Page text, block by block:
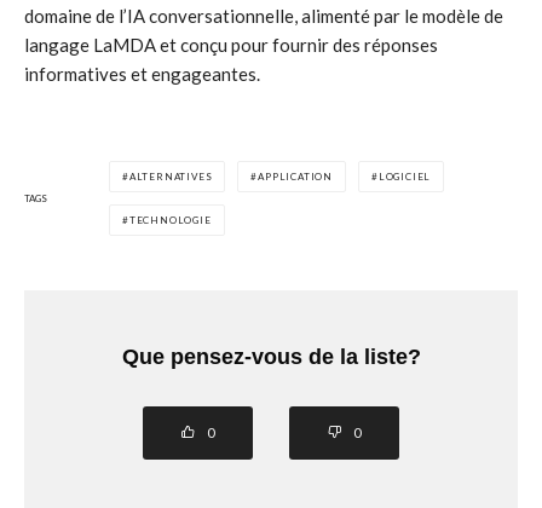
domaine de l’IA conversationnelle, alimenté par le modèle de
langage LaMDA et conçu pour fournir des réponses
informatives et engageantes.
TAGS
ALTERNATIVES APPLICATION LOGICIEL
TECHNOLOGIE
Que pensez-vous de la liste?
0 0